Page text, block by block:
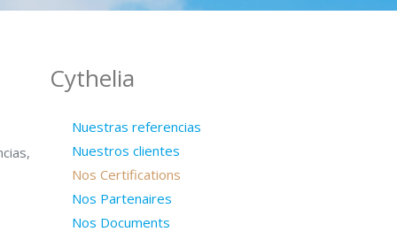
Cythelia
Nuestras referencias
Nuestros clientes
Nos Certifications
Nos Partenaires
Nos Documents